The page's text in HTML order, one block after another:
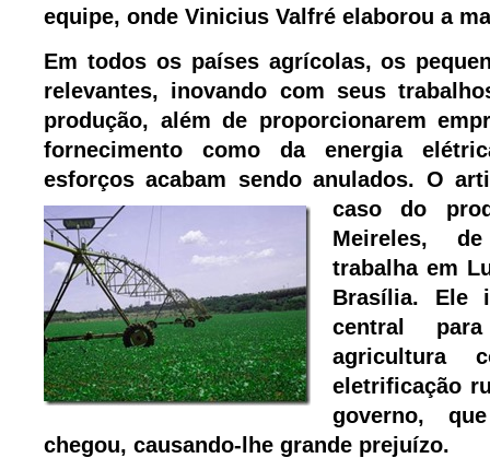
equipe, onde Vinicius Valfré elaborou a
Em todos os países agrícolas, os
relevantes, inovando com seus
produção, além de proporcionarem
fornecimento como da energia
esforços acabam sendo anulados. O
caso do
Meireles,
trabalha em
Brasília. Ele
central
agricultura
eletrificação
governo,
chegou, causando-lhe grande prejuízo.